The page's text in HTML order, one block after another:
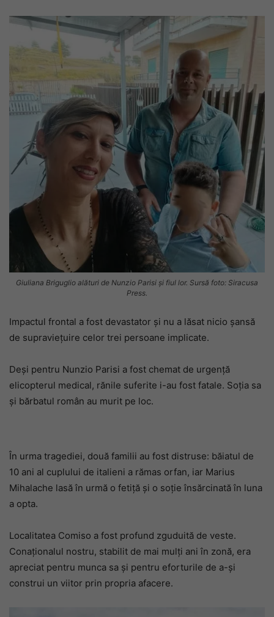
Giuliana Briguglio alături de Nunzio Parisi și fiul lor. Sursă foto: Siracusa
Press.
Impactul frontal a fost devastator și nu a lăsat nicio șansă
de supraviețuire celor trei persoane implicate.
Deși pentru Nunzio Parisi a fost chemat de urgență
elicopterul medical, rănile suferite i-au fost fatale. Soția sa
și bărbatul român au murit pe loc.
În urma tragediei, două familii au fost distruse: băiatul de
10 ani al cuplului de italieni a rămas orfan, iar Marius
Mihalache lasă în urmă o fetiță și o soție însărcinată în luna
a opta.
Localitatea Comiso a fost profund zguduită de veste.
Conaționalul nostru, stabilit de mai mulți ani în zonă, era
apreciat pentru munca sa și pentru eforturile de a-și
construi un viitor prin propria afacere.